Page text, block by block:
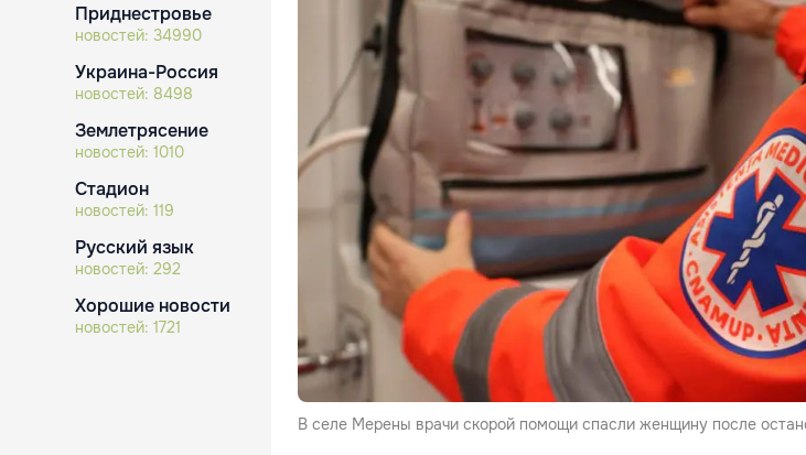
Приднестровье
новостей: 34990
Украина-Россия
новостей: 8498
Землетрясение
новостей: 1010
Стадион
новостей: 119
Русский язык
новостей: 292
Хорошие новости
новостей: 1721
В селе Мерены врачи скорой помощи спасли женщину после